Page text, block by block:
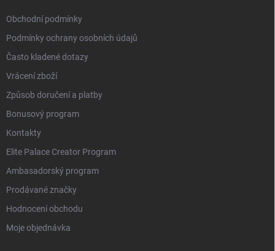
Obchodní podmínky
Podmínky ochrany osobních údajů
Často kladené dotazy
Vrácení zboží
Způsob doručení a platby
Bonusový program
Kontakty
Elite Palace Creator Program
Ambasadorský program
Prodávané značky
Hodnocení obchodu
Moje objednávka